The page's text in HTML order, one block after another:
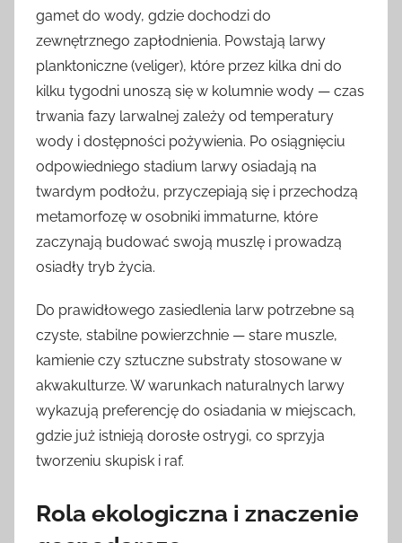
gamet do wody, gdzie dochodzi do
zewnętrznego zapłodnienia. Powstają larwy
planktoniczne (veliger), które przez kilka dni do
kilku tygodni unoszą się w kolumnie wody — czas
trwania fazy larwalnej zależy od temperatury
wody i dostępności pożywienia. Po osiągnięciu
odpowiedniego stadium larwy osiadają na
twardym podłożu, przyczepiają się i przechodzą
metamorfozę w osobniki immaturne, które
zaczynają budować swoją muszlę i prowadzą
osiadły tryb życia.
Do prawidłowego zasiedlenia larw potrzebne są
czyste, stabilne powierzchnie — stare muszle,
kamienie czy sztuczne substraty stosowane w
akwakulturze. W warunkach naturalnych larwy
wykazują preferencję do osiadania w miejscach,
gdzie już istnieją dorosłe ostrygi, co sprzyja
tworzeniu skupisk i raf.
Rola ekologiczna i znaczenie